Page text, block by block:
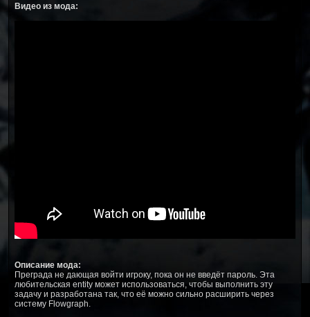
Видео из мода:
Описание мода:
Преграда не дающая войти игроку, пока он не введёт пароль. Эта
любительская entity может использоваться, чтобы выполнить эту
задачу и разработана так, что её можно сильно расширить через
систему Flowgraph.